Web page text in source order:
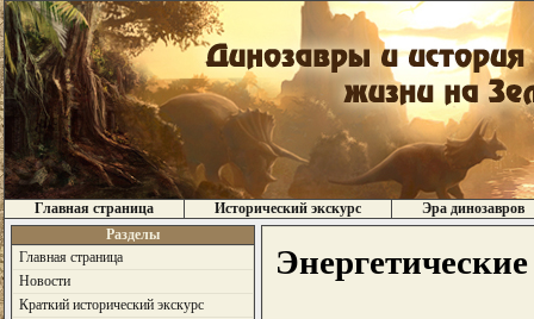
Главная страница Исторический экскурс
Эра динозавров
Разделы
Главная страница
Новости
Краткий исторический экскурс